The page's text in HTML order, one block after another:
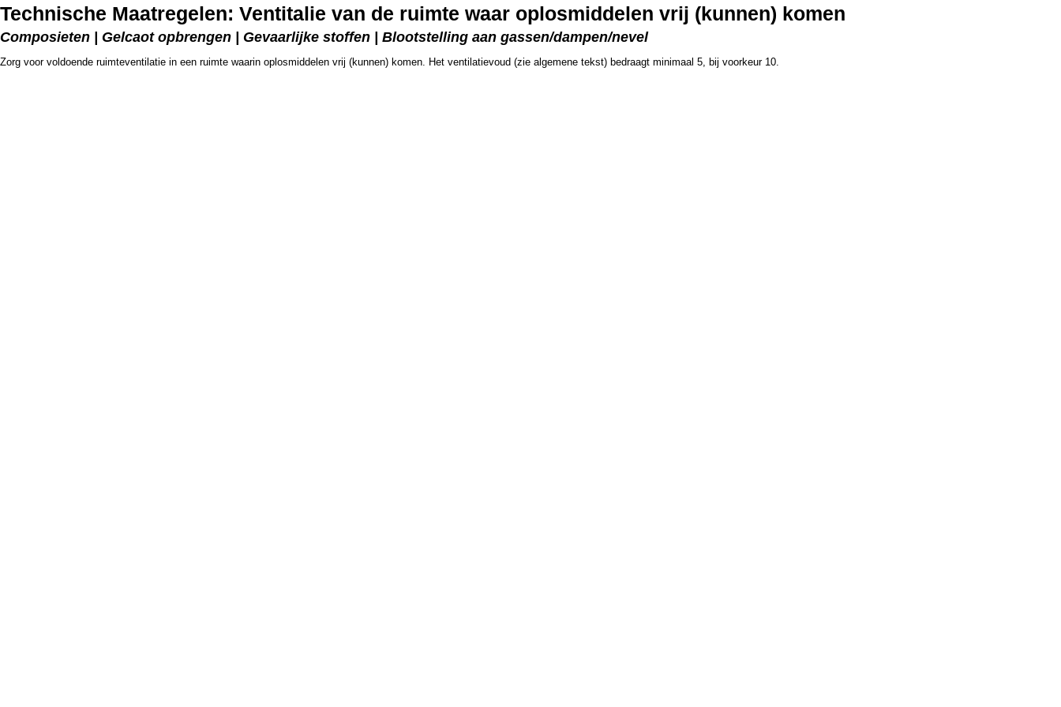
Technische Maatregelen: Ventitalie van de ruimte waar oplosmiddelen vrij (kunnen) komen
Composieten | Gelcaot opbrengen | Gevaarlijke stoffen | Blootstelling aan gassen/dampen/nevel
Zorg voor voldoende ruimteventilatie in een ruimte waarin oplosmiddelen vrij (kunnen) komen. Het ventilatievoud (zie algemene tekst) bedraagt minimaal 5, bij voorkeur 10.